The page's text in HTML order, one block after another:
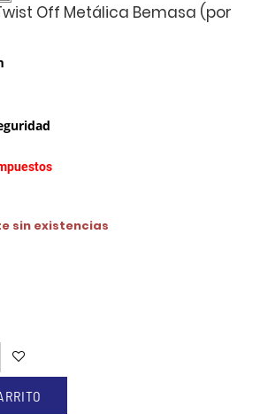
Off Metálica Bemasa (por
sin existencias